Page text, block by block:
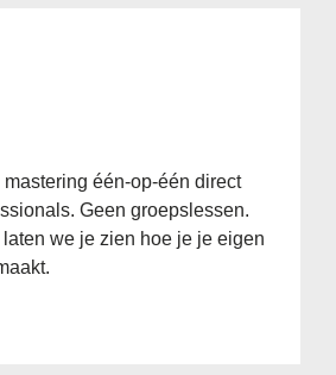
mastering één-op-één direct
Geen groepslessen.
laten we je zien hoe je je eigen